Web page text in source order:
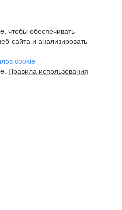
чтобы обеспечивать
сайта и анализировать
cookie
Правила использования